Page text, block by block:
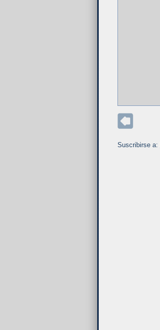
Suscribirse a: